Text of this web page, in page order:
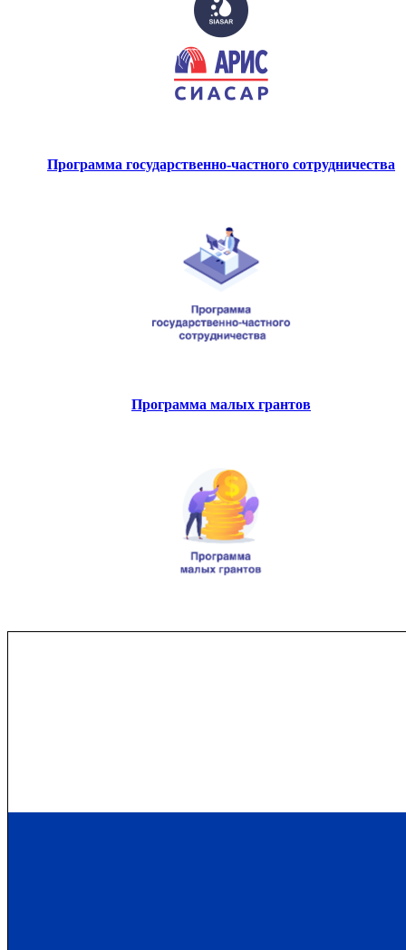
Программа государственно-частного сотрудничества
Программа малых грантов